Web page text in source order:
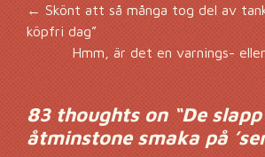
← Skönt att så många tog del av
köpfri dag”
Hmm, är det en varnings-
83 thoughts on “De slapp
åtminstone smaka på